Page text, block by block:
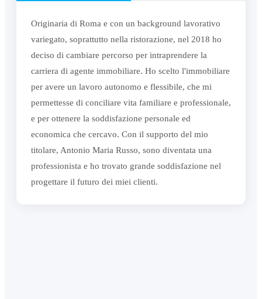
Originaria di Roma e con un background lavorativo
variegato, soprattutto nella ristorazione, nel 2018 ho
deciso di cambiare percorso per intraprendere la
carriera di agente immobiliare. Ho scelto l'immobiliare
per avere un lavoro autonomo e flessibile, che mi
permettesse di conciliare vita familiare e professionale,
e per ottenere la soddisfazione personale ed
economica che cercavo. Con il supporto del mio
titolare, Antonio Maria Russo, sono diventata una
professionista e ho trovato grande soddisfazione nel
progettare il futuro dei miei clienti.